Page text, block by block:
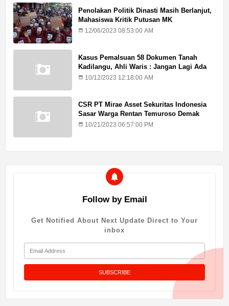
Penolakan Politik Dinasti Masih Berlanjut,
Mahasiswa Kritik Putusan MK
12/06/2023 08:53:00 AM
Kasus Pemalsuan 58 Dokumen Tanah
Kadilangu, Ahli Waris : Jangan Lagi Ada
Penundaan Hukuman
10/12/2023 12:18:00 AM
CSR PT Mirae Asset Sekuritas Indonesia
Sasar Warga Rentan Temuroso Demak
10/21/2023 06:57:00 PM
Follow by Email
Get Notified About Next Update Direct to Your
inbox